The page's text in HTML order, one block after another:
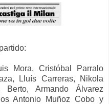
partido:
Mora, Cristóbal Parralo
Ll uís Carreras, Nikola
Armando Álvarez
Antonio Muñoz Cobo y